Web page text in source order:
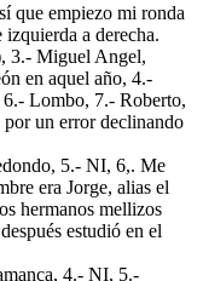
que empiezo mi ronda
a derecha.
3.- Miguel Angel,
en aquel año, 4.-
Lombo, 7.- Roberto,
por un error declinando
5.- NI, 6,. Me
era Jorge, alias el
hermanos mellizos
estudió en el
4.- NI, 5.-